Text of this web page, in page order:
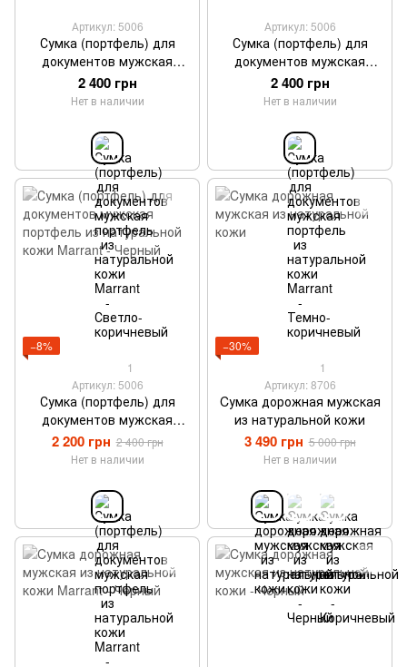
Артикул: 5006
Сумка (портфель) для
документов мужская
портфель из натуральной
кожи Marrant - Светло-
2 400 грн
Нет в наличии
Артикул: 5006
Сумка (портфель) для
документов мужская
портфель из натуральной
кожи Marrant - Темно-
2 400 грн
Нет в наличии
−8%
1
Артикул: 5006
Сумка (портфель) для
документов мужская
портфель из натуральной
кожи Marrant - Черный
2 200 грн 2 400 грн
Нет в наличии
−30%
1
Артикул: 8706
Cумка дорожная мужская
из натуральной кожи
3 490 грн 5 000 грн
Нет в наличии